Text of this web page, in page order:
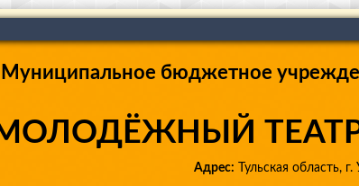
Муниципальное бюджетное
Адрес: Тульская область,